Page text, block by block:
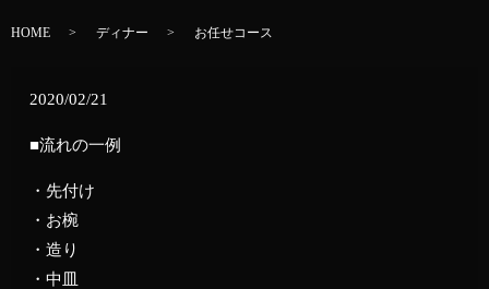
HOME ディナー お任せコース
2020/02/21
■流れの一例
・先付け
・お椀
・造り
・中皿